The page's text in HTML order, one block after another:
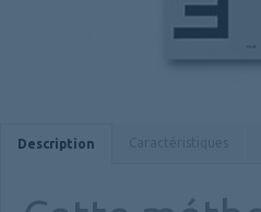
Description